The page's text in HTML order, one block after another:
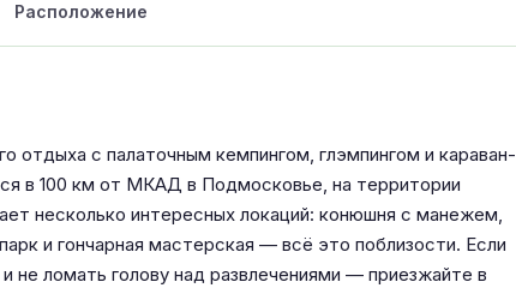
Расположение
отдыха с палаточным кемпингом, глэмпингом и караван-
в 100 км от МКАД в Подмосковье, на территории
несколько интересных локаций: конюшня с манежем,
и гончарная мастерская — всё это поблизости. Если
не ломать голову над развлечениями — приезжайте в